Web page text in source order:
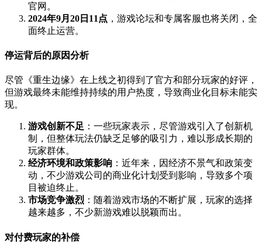
官网。
2024年9月20日11点 ，游戏论坛和专属客服也将关闭，全
面终止运营。
停运背后的原因分析
尽管《重生边缘》在上线之初得到了官方和部分玩家的好评，
但游戏最终未能维持持续的用户热度，导致商业化目标未能实
现。
游戏创新不足 ：一些玩家表示，尽管游戏引入了创新机
制，但整体玩法仍缺乏足够的吸引力，难以形成长期的
玩家群体。
经济环境和政策影响 ：近年来，因经济不景气和政策变
动，不少游戏公司的商业化计划受到影响，导致多个项
目被迫终止。
市场竞争激烈 ：随着游戏市场的不断扩展，玩家的选择
越来越多，不少新游戏难以脱颖而出。
对付费玩家的补偿